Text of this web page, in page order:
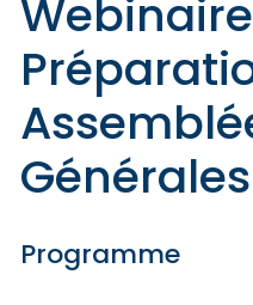
Programme